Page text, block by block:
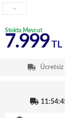
Stokta Mevcut
7.999 TL
Ücretsiz